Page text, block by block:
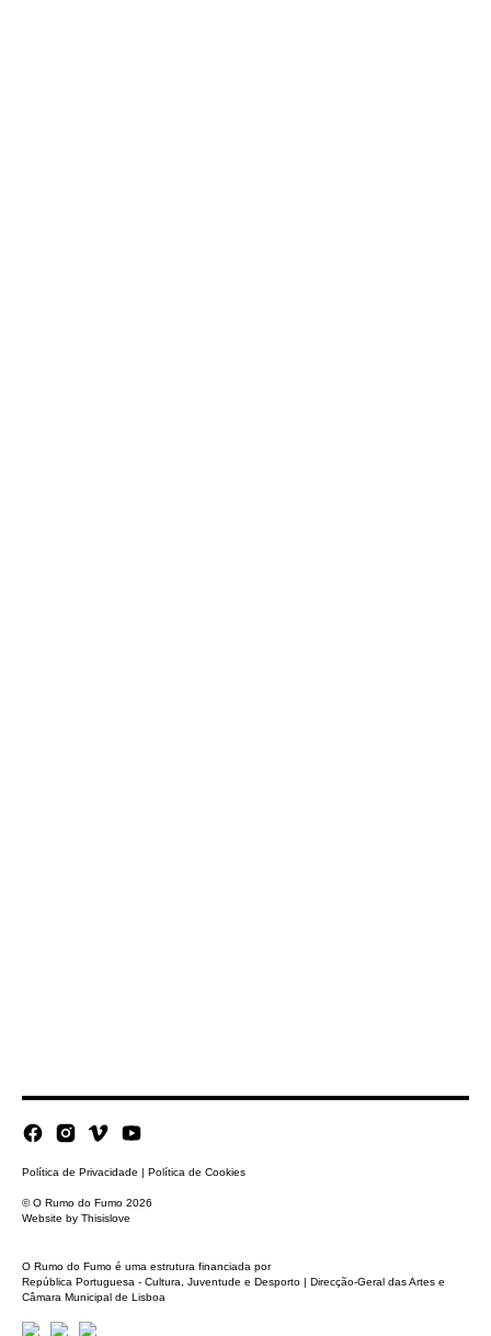
Política de Privacidade | Política de Cookies
© O Rumo do Fumo 2026
Website by Thisislove
O Rumo do Fumo é uma estrutura financiada por
República Portuguesa - Cultura, Juventude e Desporto | Direcção-Geral das Artes e
Câmara Municipal de Lisboa